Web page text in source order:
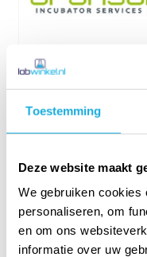
Toestemming
Deze website maakt
We gebruiken cookies
personaliseren, om
en om ons
informatie over uw
Accessoires
de diverse merken binnen